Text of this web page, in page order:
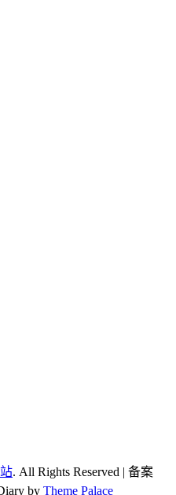
. All Rights Reserved | 备案
by Theme Palace